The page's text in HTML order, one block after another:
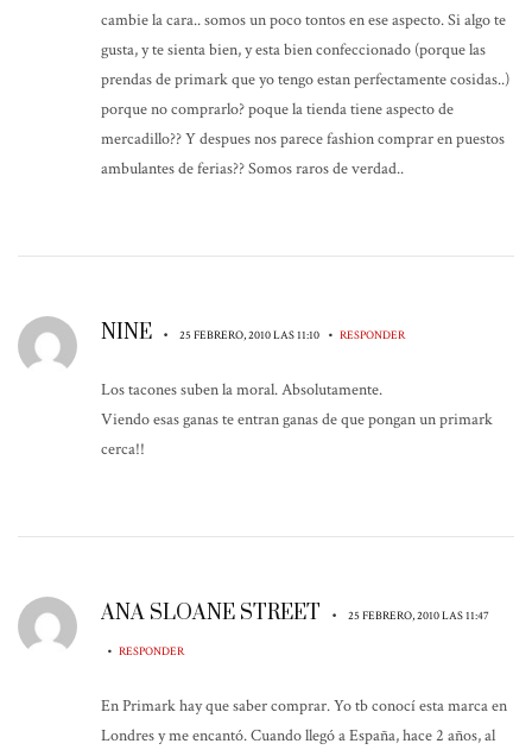
cambie la cara.. somos un poco tontos en ese aspecto. Si algo te
gusta, y te sienta bien, y esta bien confeccionado (porque las
prendas de primark que yo tengo estan perfectamente cosidas..)
porque no comprarlo? poque la tienda tiene aspecto de
mercadillo?? Y despues nos parece fashion comprar en puestos
ambulantes de ferias?? Somos raros de verdad..
NINE • 25 FEBRERO, 2010 LAS 11:10 • RESPONDER
Los tacones suben la moral. Absolutamente.
Viendo esas ganas te entran ganas de que pongan un primark
cerca!!
ANA SLOANE STREET • 25 FEBRERO, 2010 LAS 11:47
• RESPONDER
En Primark hay que saber comprar. Yo tb conocí esta marca en
Londres y me encantó. Cuando llegó a España, hace 2 años, al